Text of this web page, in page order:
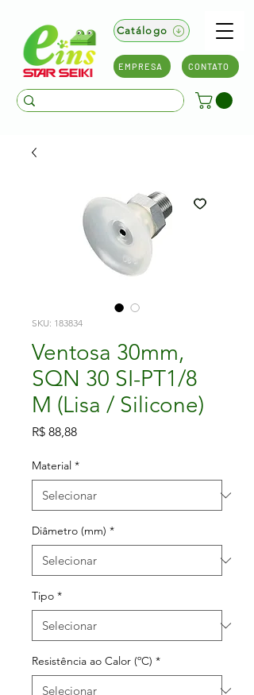
Catálogo
EMPRESA CONTATO
SKU: 183834
Ventosa 30mm,
SQN 30 SI-PT1/8
M (Lisa / Silicone)
R$ 88,88Preço
Material *
Diâmetro (mm) *
Tipo *
Resistência ao Calor (ºC) *